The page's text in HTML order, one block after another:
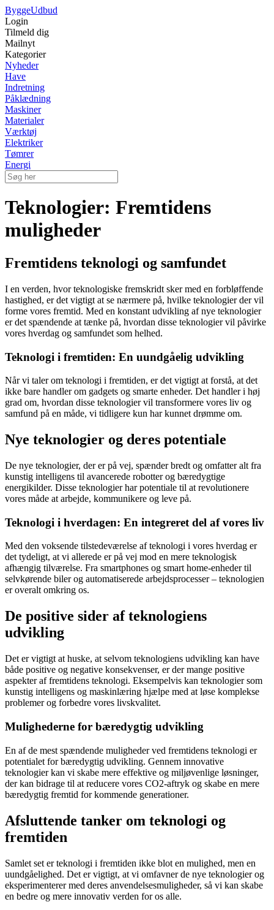
ByggeUdbud
Login
Tilmeld dig
Mailnyt
Kategorier
Nyheder
Have
Indretning
Påklædning
Maskiner
Materialer
Værktøj
Elektriker
Tømrer
Energi
Teknologier: Fremtidens
muligheder
Fremtidens teknologi og samfundet
I en verden, hvor teknologiske fremskridt sker med en forbløffende
hastighed, er det vigtigt at se nærmere på, hvilke teknologier der vil
forme vores fremtid. Med en konstant udvikling af nye teknologier
er det spændende at tænke på, hvordan disse teknologier vil påvirke
vores hverdag og samfundet som helhed.
Teknologi i fremtiden: En uundgåelig udvikling
Når vi taler om teknologi i fremtiden, er det vigtigt at forstå, at det
ikke bare handler om gadgets og smarte enheder. Det handler i høj
grad om, hvordan disse teknologier vil transformere vores liv og
samfund på en måde, vi tidligere kun har kunnet drømme om.
Nye teknologier og deres potentiale
De nye teknologier, der er på vej, spænder bredt og omfatter alt fra
kunstig intelligens til avancerede robotter og bæredygtige
energikilder. Disse teknologier har potentiale til at revolutionere
vores måde at arbejde, kommunikere og leve på.
Teknologi i hverdagen: En integreret del af vores liv
Med den voksende tilstedeværelse af teknologi i vores hverdag er
det tydeligt, at vi allerede er på vej mod en mere teknologisk
afhængig tilværelse. Fra smartphones og smart home-enheder til
selvkørende biler og automatiserede arbejdsprocesser – teknologien
er overalt omkring os.
De positive sider af teknologiens
udvikling
Det er vigtigt at huske, at selvom teknologiens udvikling kan have
både positive og negative konsekvenser, er der mange positive
aspekter af fremtidens teknologi. Eksempelvis kan teknologier som
kunstig intelligens og maskinlæring hjælpe med at løse komplekse
problemer og forbedre vores livskvalitet.
Mulighederne for bæredygtig udvikling
En af de mest spændende muligheder ved fremtidens teknologi er
potentialet for bæredygtig udvikling. Gennem innovative
teknologier kan vi skabe mere effektive og miljøvenlige løsninger,
der kan bidrage til at reducere vores CO2-aftryk og skabe en mere
bæredygtig fremtid for kommende generationer.
Afsluttende tanker om teknologi og
fremtiden
Samlet set er teknologi i fremtiden ikke blot en mulighed, men en
uundgåelighed. Det er vigtigt, at vi omfavner de nye teknologier og
eksperimenterer med deres anvendelsesmuligheder, så vi kan skabe
en bedre og mere innovativ verden for os alle.